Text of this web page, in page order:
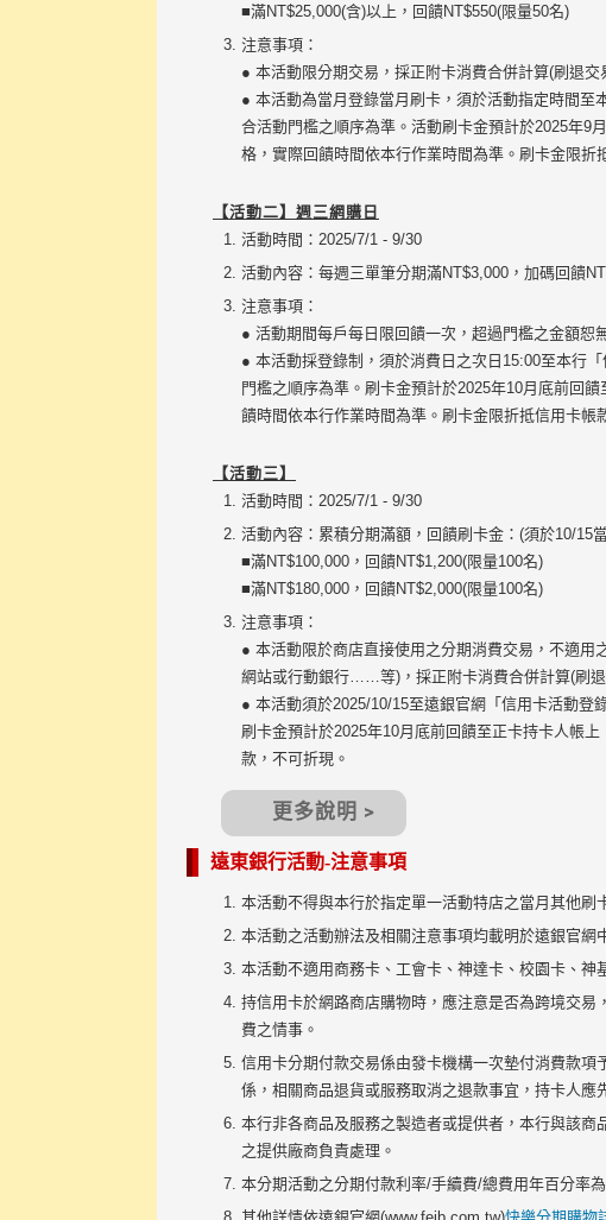
■滿NT$25,000(含)以上，回饋NT$550(限量50名)
注意事項：
● 本活動限分期交易，採正附卡消費合併計算(刷退
● 本活動為當月登錄當月刷卡，須於活動指定時間
合活動門檻之順序為準。活動刷卡金預計於2025年9
格，實際回饋時間依本行作業時間為準。刷卡金限折
【活動二】週三網購日
活動時間：2025/7/1 - 9/30
活動內容：每週三單筆分期滿NT$3,000，加碼回饋
注意事項：
● 活動期間每戶每日限回饋一次，超過門檻之金額恕
● 本活動採登錄制，須於消費日之次日15:00至本行
門檻之順序為準。刷卡金預計於2025年10月底前回
饋時間依本行作業時間為準。刷卡金限折抵信用卡帳
【活動三】
活動時間：2025/7/1 - 9/30
活動內容：累積分期滿額，回饋刷卡金：(須於10/15
■滿NT$100,000，回饋NT$1,200(限量100名)
■滿NT$180,000，回饋NT$2,000(限量100名)
注意事項：
● 本活動限於商店直接使用之分期消費交易，不適
網站或行動銀行……等)，採正附卡消費合併計算(刷
● 本活動須於2025/10/15至遠銀官網「信用卡活動登
刷卡金預計於2025年10月底前回饋至正卡持卡人帳
款，不可折現。
更多說明 >
遠東銀行活動-注意事項
本活動不得與本行於指定單一活動特店之當月其他刷
本活動之活動辦法及相關注意事項均載明於遠銀官
本活動不適用商務卡、工會卡、神達卡、校園卡、神
持信用卡於網路商店購物時，應注意是否為跨境交
費之情事。
信用卡分期付款交易係由發卡機構一次墊付消費款
係，相關商品退貨或服務取消之退款事宜，持卡人
本行非各商品及服務之製造者或提供者，本行與該
之提供廠商負責處理。
本分期活動之分期付款利率/手續費/總費用年百分率